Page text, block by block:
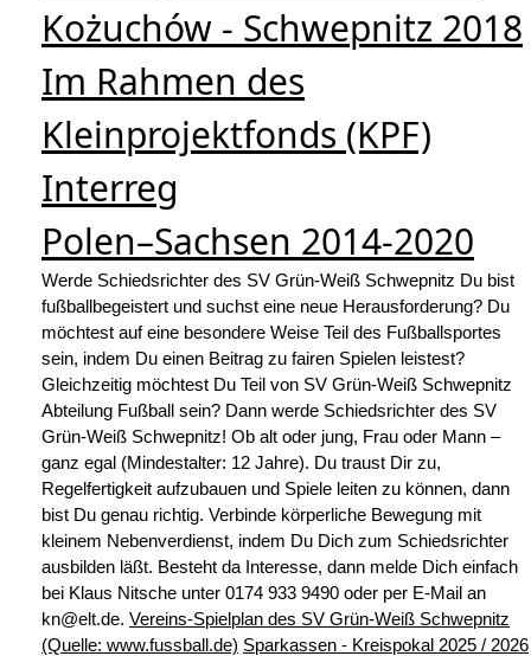
Kożuchów - Schwepnitz 2018
Im Rahmen des
Kleinprojektfonds (KPF)
Interreg
Polen–Sachsen 2014-2020
Werde Schiedsrichter des SV Grün-Weiß Schwepnitz Du bist
fußballbegeistert und suchst eine neue Herausforderung? Du
möchtest auf eine besondere Weise Teil des Fußballsportes
sein, indem Du einen Beitrag zu fairen Spielen leistest?
Gleichzeitig möchtest Du Teil von SV Grün-Weiß Schwepnitz
Abteilung Fußball sein? Dann werde Schiedsrichter des SV
Grün-Weiß Schwepnitz! Ob alt oder jung, Frau oder Mann –
ganz egal (Mindestalter: 12 Jahre). Du traust Dir zu,
Regelfertigkeit aufzubauen und Spiele leiten zu können, dann
bist Du genau richtig. Verbinde körperliche Bewegung mit
kleinem Nebenverdienst, indem Du Dich zum Schiedsrichter
ausbilden läßt. Besteht da Interesse, dann melde Dich einfach
bei Klaus Nitsche unter 0174 933 9490 oder per E-Mail an
kn@elt.de. Vereins-Spielplan des SV Grün-Weiß Schwepnitz
(Quelle: www.fussball.de) Sparkassen - Kreispokal 2025 / 2026